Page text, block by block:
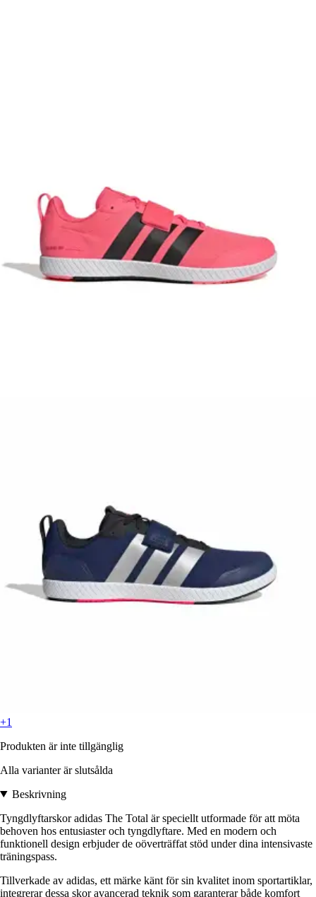
+1
Produkten är inte tillgänglig
Alla varianter är slutsålda
Beskrivning
Tyngdlyftarskor adidas The Total är speciellt utformade för att möta
behoven hos entusiaster och tyngdlyftare. Med en modern och
funktionell design erbjuder de oöverträffat stöd under dina intensivaste
träningspass.
Tillverkade av adidas, ett märke känt för sin kvalitet inom sportartiklar,
integrerar dessa skor avancerad teknik som garanterar både komfort